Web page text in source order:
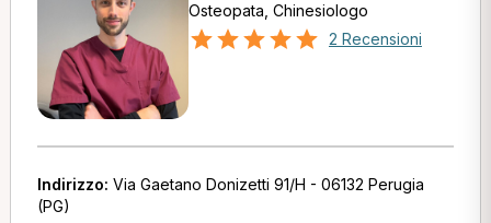
Osteopata, Chinesiologo
2 Recensioni
Indirizzo: Via Gaetano Donizetti 91/H - 06132 Perugia
(PG)